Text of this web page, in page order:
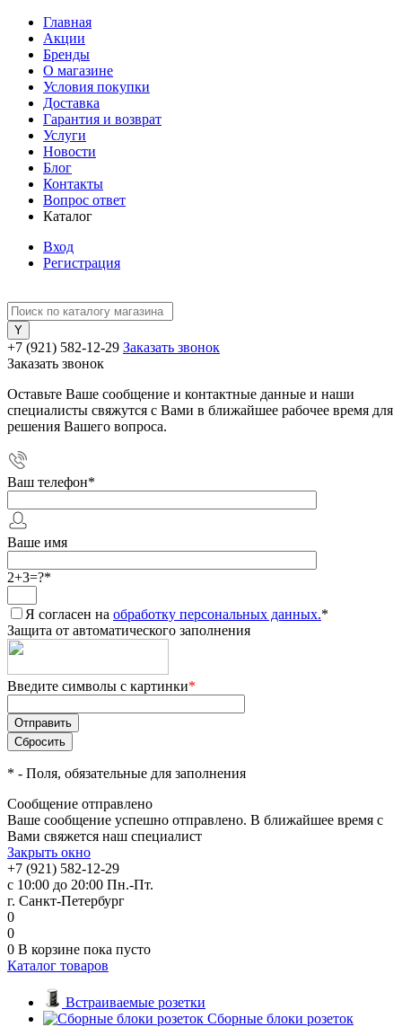
Главная
Акции
Бренды
О магазине
Условия покупки
Доставка
Гарантия и возврат
Услуги
Новости
Блог
Контакты
Вопрос ответ
Каталог
Вход
Регистрация
+7 (921) 582-12-29 Заказать звонок
Заказать звонок
Оставьте Ваше сообщение и контактные данные и наши
специалисты свяжутся с Вами в ближайшее рабочее время для
решения Вашего вопроса.
Ваш телефон*
Ваше имя
2+3=?*
Я согласен на обработку персональных данных.*
Защита от автоматического заполнения
Введите символы с картинки*
* - Поля, обязательные для заполнения
Сообщение отправлено
Ваше сообщение успешно отправлено. В ближайшее время с
Вами свяжется наш специалист
Закрыть окно
+7 (921) 582-12-29
с 10:00 до 20:00 Пн.-Пт.
г. Санкт-Петербург
0
0
0 В корзине пока пусто
Каталог товаров
Встраиваемые розетки
Сборные блоки розеток